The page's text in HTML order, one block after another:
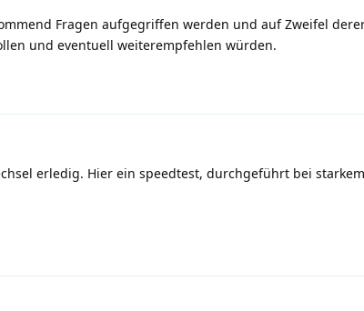
Fragen aufgegriffen werden und auf Zweifel
und eventuell weiterempfehlen würden.
erledig. Hier ein speedtest, durchgeführt bei